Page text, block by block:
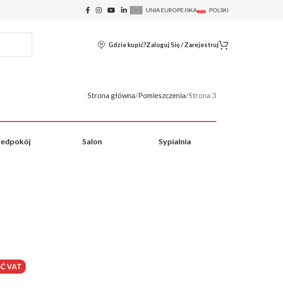
UNIA EUROPEJSKA POLSKI
Gdzie kupić?Zaloguj Się / Zarejestruj
Strona główna Pomieszczenia Strona 3
Salon Sypialnia
VAT